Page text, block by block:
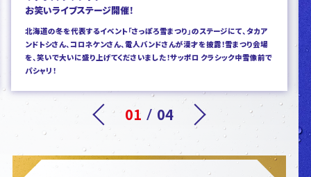
お笑いライブステージ開催！
北海道の冬を代表するイベント「さっぽろ雪まつり」のステージにて、タカア
ンドトシさん、コロネケンさん、電人バンドさんが漫才を披露！雪まつり会場
を、笑いで大いに盛り上げてくださいました！サッポロ クラシック中雪像前で
パシャリ！
01 04